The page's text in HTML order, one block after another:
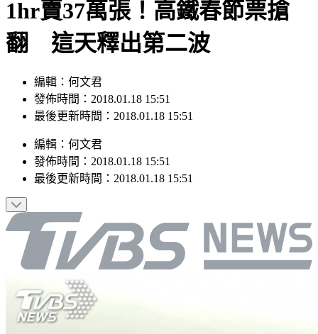
1hr賣37萬張！高鐵春節票搶
翻 這天釋出第二波
編輯：何文君
發佈時間：2018.01.18 15:51
最後更新時間：2018.01.18 15:51
編輯 ： 何文君
發佈時間： 2018.01.18 15:51
最後更新時間： 2018.01.18 15:51